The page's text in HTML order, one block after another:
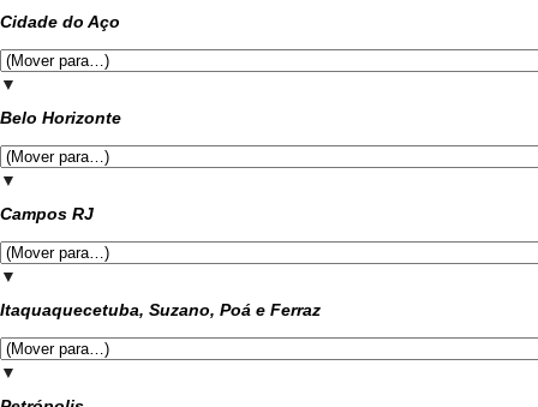
Cidade do Aço
▼
Belo Horizonte
▼
Campos RJ
▼
Itaquaquecetuba, Suzano, Poá e Ferraz
▼